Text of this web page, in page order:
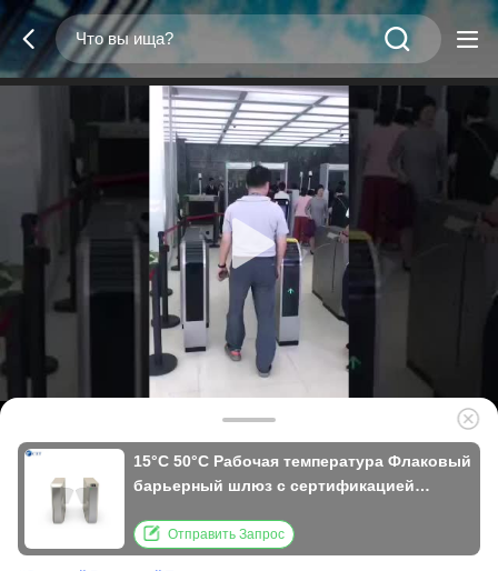
15°C 50°C Рабочая температура Флаковый
барьерный шлюз с сертификацией
MTBFОтправить Запрос